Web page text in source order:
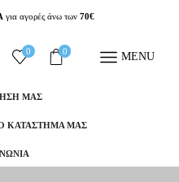
για αγορές άνω των 70€
0 0 MENU
ΜΑΣ
ΚΑΤΑΣΤΗΜΑ ΜΑΣ